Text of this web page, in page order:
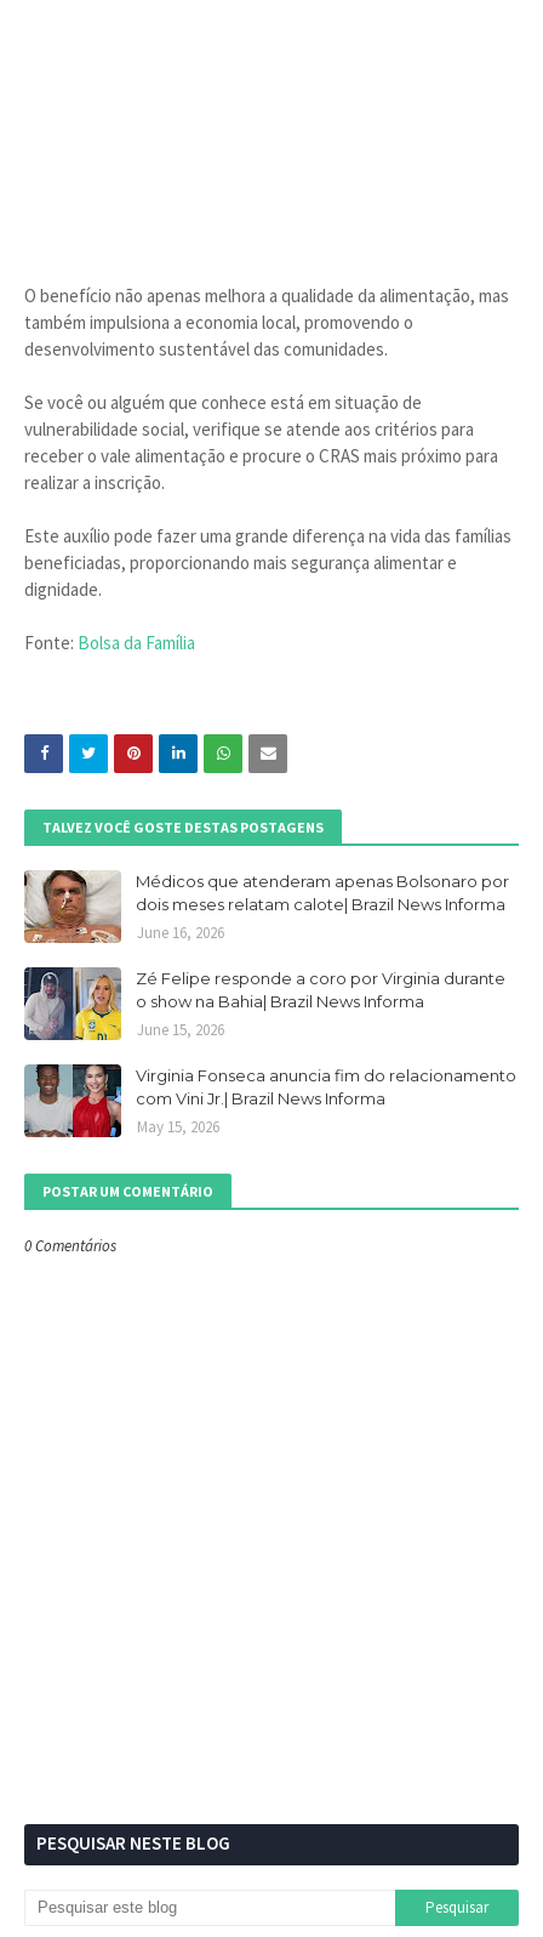
O benefício não apenas melhora a qualidade da alimentação, mas
também impulsiona a economia local, promovendo o
desenvolvimento sustentável das comunidades.
Se você ou alguém que conhece está em situação de
vulnerabilidade social, verifique se atende aos critérios para
receber o vale alimentação e procure o CRAS mais próximo para
realizar a inscrição.
Este auxílio pode fazer uma grande diferença na vida das famílias
beneficiadas, proporcionando mais segurança alimentar e
dignidade.
Fonte: Bolsa da Família
TALVEZ VOCÊ GOSTE DESTAS POSTAGENS
Médicos que atenderam apenas Bolsonaro por
dois meses relatam calote| Brazil News Informa
June 16, 2026
Zé Felipe responde a coro por Virginia durante
o show na Bahia| Brazil News Informa
June 15, 2026
Virginia Fonseca anuncia fim do relacionamento
com Vini Jr.| Brazil News Informa
May 15, 2026
POSTAR UM COMENTÁRIO
0 Comentários
PESQUISAR NESTE BLOG